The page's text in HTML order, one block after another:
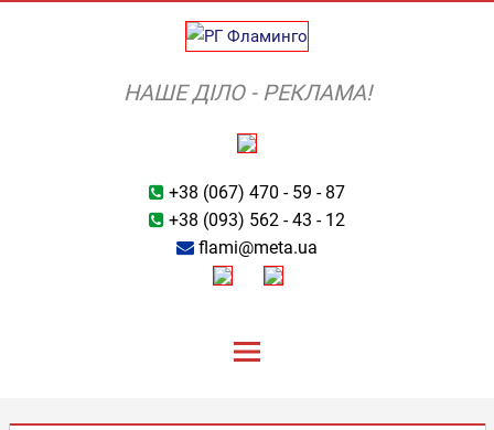
НАШЕ ДІЛО - РЕКЛАМА!
+38 (067) 470 - 59 - 87
+38 (093) 562 - 43 - 12
flami@meta.ua